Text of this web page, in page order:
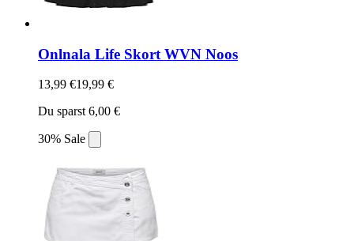
Onlnala Life Skort WVN Noos
13,99 €19,99 €
Du sparst 6,00 €
30% Sale